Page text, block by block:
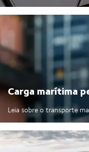
Carga marítima
Leia sobre o transporte